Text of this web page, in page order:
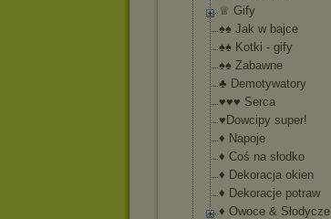
♕ Gify
♠♠ Jak w bajce
♠♠ Kotki - gify
♠♠ Zabawne
♣ Demotywatory
♥♥♥ Serca
♥Dowcipy super!
♦ Napoje
♦ Coś na słodko
♦ Dekoracja okien
♦ Dekoracje potraw
♦ Owoce & Słodycze